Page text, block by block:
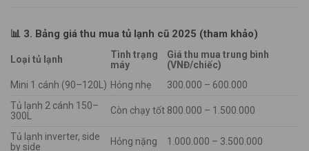
📊 3. Bảng giá thu mua tủ lạnh cũ 2025 (tham khảo)
Loại tủ lạnh
Tình trạng
máy
Giá thu mua trung bình
(VNĐ/chiếc)
Mini 1 cánh (90–120L) Hỏng nhẹ
300.000 – 600.000
Tủ lạnh 2 cánh 150–
300L
Còn chạy tốt 800.000 – 1.500.000
Tủ lạnh inverter, side
by side
Hỏng nặng 1.000.000 – 3.500.000